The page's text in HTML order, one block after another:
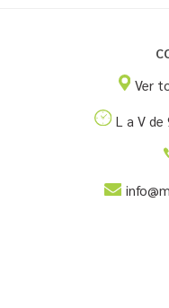
Ver
L a V de